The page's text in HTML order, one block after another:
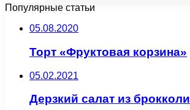
Популярные статьи
05.08.2020
Торт «Фруктовая корзина»
05.02.2021
Дерзкий салат из брокколи